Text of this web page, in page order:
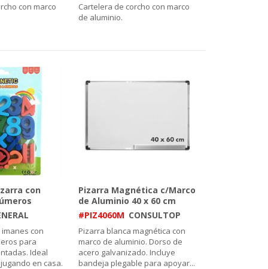
con marco
Cartelera de corcho con marco
de aluminio.
con
con
para
Ideal
en casa.
Pizarra Magnética c/Marco
de Aluminio 40 x 60 cm
#PIZ4060M CONSULTOP
Pizarra blanca magnética con
marco de aluminio. Dorso de
acero galvanizado. Incluye
bandeja plegable para apoyar...